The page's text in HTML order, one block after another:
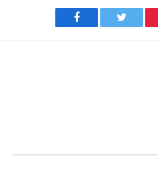
Facebook Twitter